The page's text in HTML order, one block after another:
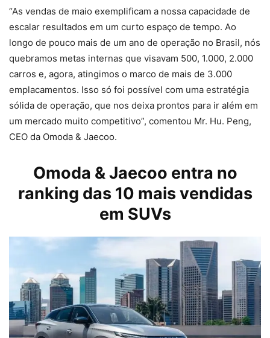
“As vendas de maio exemplificam a nossa capacidade de
escalar resultados em um curto espaço de tempo. Ao
longo de pouco mais de um ano de operação no Brasil, nós
quebramos metas internas que visavam 500, 1.000, 2.000
carros e, agora, atingimos o marco de mais de 3.000
emplacamentos. Isso só foi possível com uma estratégia
sólida de operação, que nos deixa prontos para ir além em
um mercado muito competitivo”, comentou Mr. Hu. Peng,
CEO da Omoda & Jaecoo.
Omoda & Jaecoo entra no
ranking das 10 mais vendidas
em SUVs